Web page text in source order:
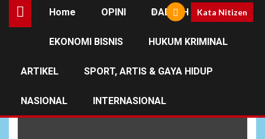
Home OPINI DAERAH
EKONOMI BISNIS HUKUM KRIMINAL
ARTIKEL SPORT, ARTIS & GAYA HIDUP
NASIONAL INTERNASIONAL
Kata Nitizen